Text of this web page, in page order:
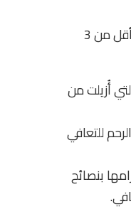
وقد يحدث الحمل في مدة أقل من 3
أُزيلت من
للتعافي
بنصائح